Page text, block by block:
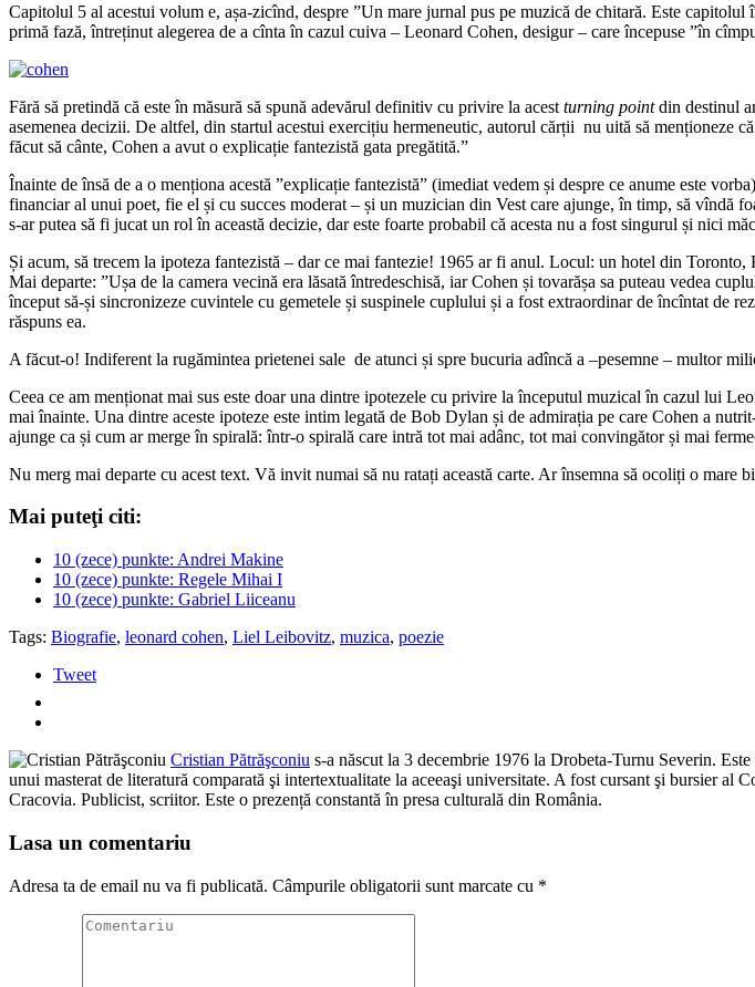
Capitolul 5 al acestui volum e, așa-zicînd, despre ”Un mare jurnal pus pe muzică de chitară. Este
primă fază, întreținut alegerea de a cînta în cazul cuiva – Leonard Cohen, desigur – care începuse ”în
Fără să pretindă că este în măsură să spună adevărul definitiv cu privire la acest turning pointdin destinul
asemenea decizii. De altfel, din startul acestui exercițiu hermeneutic, autorul cărții nu uită să menționeze
făcut să cânte, Cohen a avut o explicație fantezistă gata pregătită.”
Înainte de însă de a o menționa acestă ”explicație fantezistă” (imediat vedem și despre ce anume este
financiar al unui poet, fie el și cu succes moderat – și un muzician din Vest care ajunge, în timp, să vîndă
s-ar putea să fi jucat un rol în această decizie, dar este foarte probabil că acesta nu a fost singurul și nici
Și acum, să trecem la ipoteza fantezistă – dar ce mai fantezie! 1965 ar fi anul. Locul: un hotel din
Mai departe: ”Ușa de la camera vecină era lăsată întredeschisă, iar Cohen și tovarășa sa puteau vedea
început să-și sincronizeze cuvintele cu gemetele și suspinele cuplului și a fost extraordinar de încîntat de
răspuns ea.
A făcut-o! Indiferent la rugămintea prietenei sale de atunci și spre bucuria adîncă a –pesemne – multor
Ceea ce am menționat mai sus este doar una dintre ipotezele cu privire la începutul muzical în cazul lui
mai înainte. Una dintre aceste ipoteze este intim legată de Bob Dylan și de admirația pe care Cohen a
ajunge ca și cum ar merge în spirală: într-o spirală care intră tot mai adânc, tot mai convingător și mai
Nu merg mai departe cu acest text. Vă invit numai să nu ratați această carte. Ar însemna să ocoliți o
Mai puteţi citi:
10 (zece) punkte: Andrei Makine
10 (zece) punkte: Regele Mihai I
10 (zece) punkte: Gabriel Liiceanu
Tags: Biografie, leonard cohen, Liel Leibovitz, muzica, poezie
Tweet
Cristian Pătrăşconiu s-a născut la 3 decembrie 1976 la Drobeta-Turnu Severin.
unui masterat de literatură comparată şi intertextualitate la aceeaşi universitate. A fost cursant şi bursier
Cracovia. Publicist, scriitor. Este o prezență constantă în presa culturală din România.
Lasa un comentariu
Adresa ta de email nu va fi publicată. Câmpurile obligatorii sunt marcate cu *